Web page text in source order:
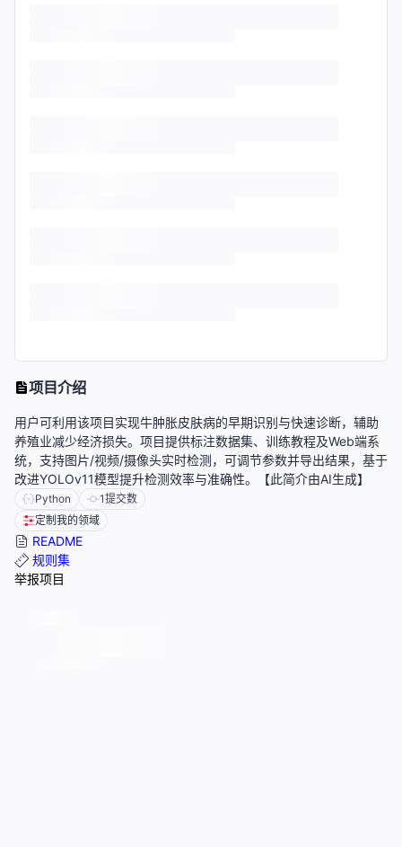
项目介绍
用户可利用该项目实现牛肿胀皮肤病的早期识别与快速诊断，辅助
养殖业减少经济损失。项目提供标注数据集、训练教程及Web端系
统，支持图片/视频/摄像头实时检测，可调节参数并导出结果，基于
改进YOLOv11模型提升检测效率与准确性。【此简介由AI生成】
Python 1提交数
定制我的领域
README
规则集
举报项目